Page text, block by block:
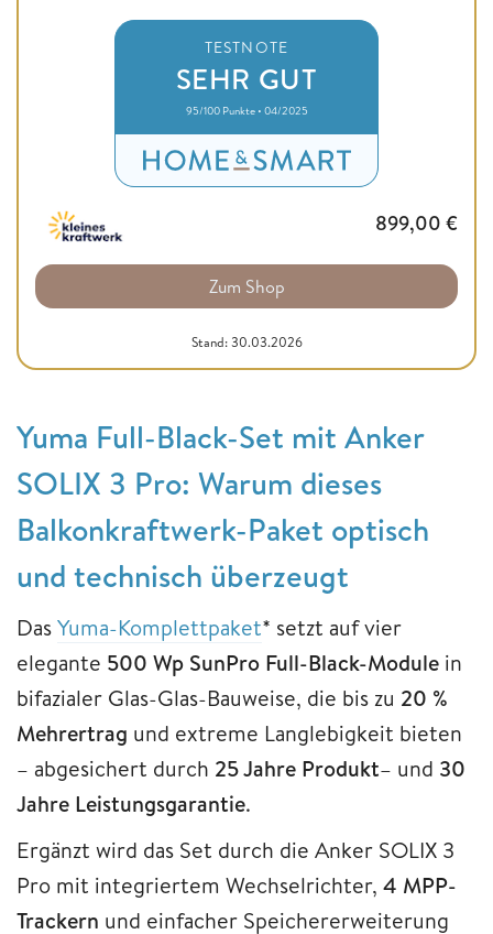
TESTNOTE
SEHR GUT
95/100 Punkte • 04/2025
899,00 €
Zum Shop
Stand: 30.03.2026
Yuma Full-Black-Set mit Anker
SOLIX 3 Pro: Warum dieses
Balkonkraftwerk-Paket optisch
und technisch überzeugt
DasYuma-Komplettpaket* setzt auf vier
elegante 500 Wp SunPro Full-Black-Module in
bifazialer Glas-Glas-Bauweise, die bis zu 20 %
Mehrertrag und extreme Langlebigkeit bieten
– abgesichert durch 25 Jahre Produkt– und 30
Jahre Leistungsgarantie.
Ergänzt wird das Set durch die Anker SOLIX 3
Pro mit integriertem Wechselrichter, 4 MPP-
Trackern und einfacher Speichererweiterung